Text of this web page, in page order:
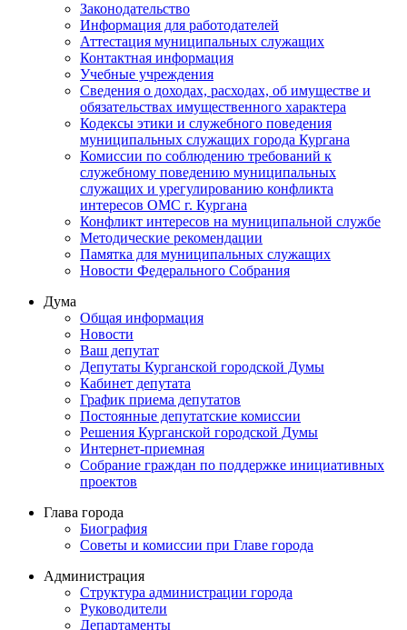
Законодательство
Информация для работодателей
Аттестация муниципальных служащих
Контактная информация
Учебные учреждения
Сведения о доходах, расходах, об имуществе и
обязательствах имущественного характера
Кодексы этики и служебного поведения
муниципальных служащих города Кургана
Комиссии по соблюдению требований к
служебному поведению муниципальных
служащих и урегулированию конфликта
интересов ОМС г. Кургана
Конфликт интересов на муниципальной службе
Методические рекомендации
Памятка для муниципальных служащих
Новости Федерального Cобрания
Дума
Общая информация
Новости
Ваш депутат
Депутаты Курганской городской Думы
Кабинет депутата
График приема депутатов
Постоянные депутатские комиссии
Решения Курганской городской Думы
Интернет-приемная
Собрание граждан по поддержке инициативных
проектов
Глава города
Биография
Советы и комиссии при Главе города
Администрация
Структура администрации города
Руководители
Департаменты